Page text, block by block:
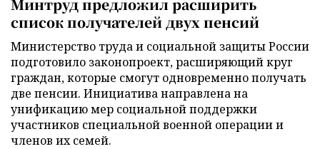
список получателей двух пенсий
Министерство труда и социальной защиты России
подготовило законопроект, расширяющий круг
граждан, которые смогут одновременно получать
две пенсии. Инициатива направлена на
унификацию мер социальной поддержки
участников специальной военной операции и
членов их семей.